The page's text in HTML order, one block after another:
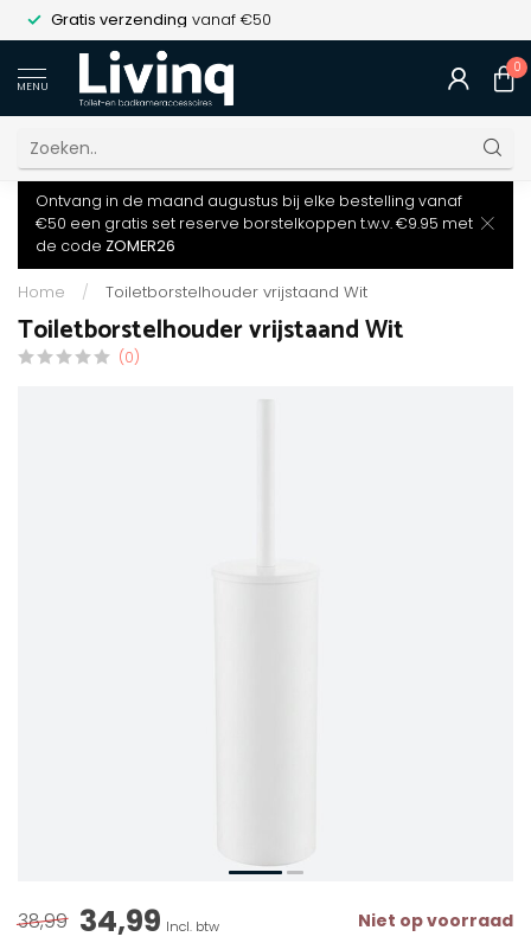
Gratis verzending vanaf €50
MENU
0
Ontvang in de maand augustus bij elke bestelling vanaf
€50 een gratis set reserve borstelkoppen t.w.v. €9.95 met
de code ZOMER26
Home / Toiletborstelhouder vrijstaand Wit
Toiletborstelhouder vrijstaand Wit
(0)
38,99 34,99 Incl. btw Niet op voorraad